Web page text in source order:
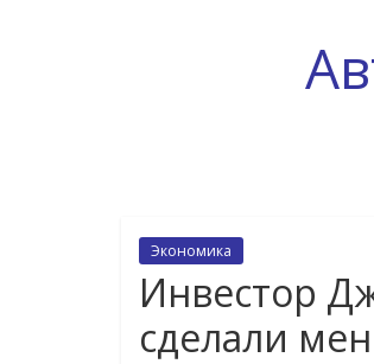
Экономика
Инвестор
сделали